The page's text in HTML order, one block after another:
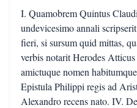
I. Quamobrem Quintus
undevicesimo annali
fieri, si sursum quid mittas,
verbis notarit Herodes
amictuque nomen
Epistula Philippi regis ad
Alexandro recens nato. IV.